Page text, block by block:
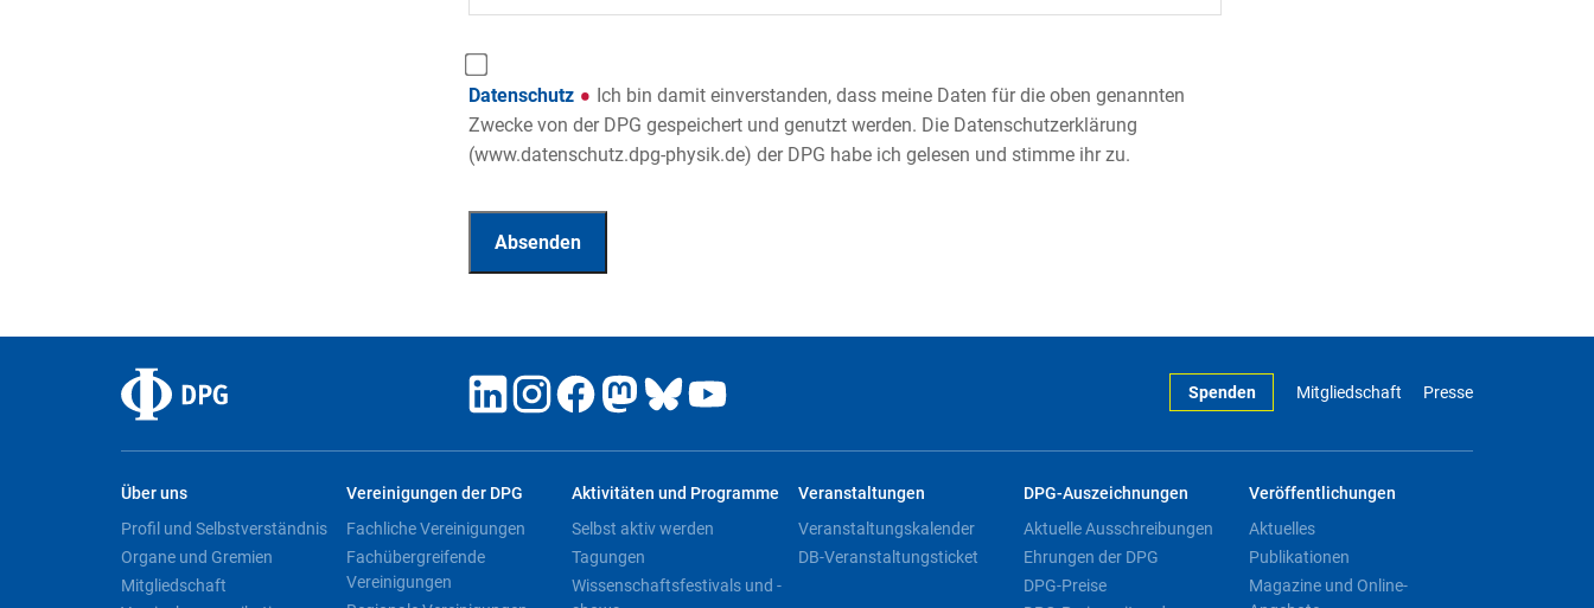
Datenschutz
Ich bin damit einverstanden, dass meine Daten für die oben genannten
Zwecke von der DPG gespeichert und genutzt werden. Die Datenschutzerklärung
(www.datenschutz.dpg-physik.de) der DPG habe ich gelesen und stimme ihr zu.
Spenden Mitgliedschaft Presse
Über uns
Profil und Selbstverständnis
Organe und Gremien
Mitgliedschaft
Vereinigungen der DPG
Fachliche Vereinigungen
Fachübergreifende
Vereinigungen
Aktivitäten und Programme
Selbst aktiv werden
Tagungen
Wissenschaftsfestivals und -
Veranstaltungen
Veranstaltungskalender
DB-Veranstaltungsticket
DPG-Auszeichnungen
Aktuelle Ausschreibungen
Ehrungen der DPG
DPG-Preise
Veröffentlichungen
Aktuelles
Publikationen
Magazine und Online-